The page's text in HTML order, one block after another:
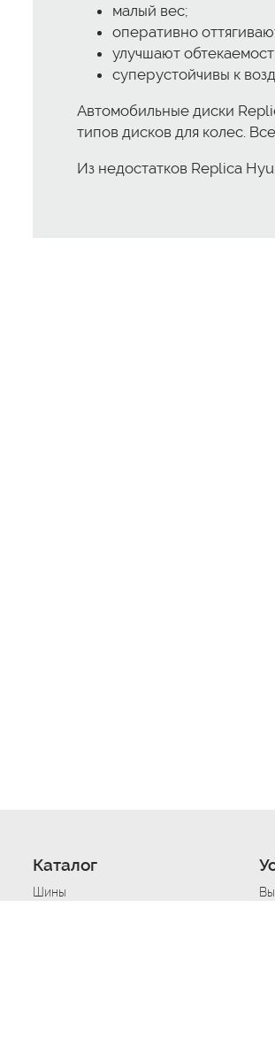
малый вес;
оперативно
улучшают
суперустойчивы к
Автомобильные диски
типов дисков для колес.
Из недостатков Replica
Каталог
Шины